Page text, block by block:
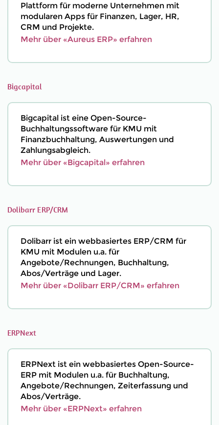
Plattform für moderne Unternehmen mit
modularen Apps für Finanzen, Lager, HR,
CRM und Projekte.
Mehr über «Aureus ERP» erfahren
Bigcapital
Bigcapital ist eine Open-Source-
Buchhaltungssoftware für KMU mit
Finanzbuchhaltung, Auswertungen und
Zahlungsabgleich.
Mehr über «Bigcapital» erfahren
Dolibarr ERP/CRM
Dolibarr ist ein webbasiertes ERP/CRM für
KMU mit Modulen u.a. für
Angebote/Rechnungen, Buchhaltung,
Abos/Verträge und Lager.
Mehr über «Dolibarr ERP/CRM» erfahren
ERPNext
ERPNext ist ein webbasiertes Open-Source-
ERP mit Modulen u.a. für Buchhaltung,
Angebote/Rechnungen, Zeiterfassung und
Abos/Verträge.
Mehr über «ERPNext» erfahren